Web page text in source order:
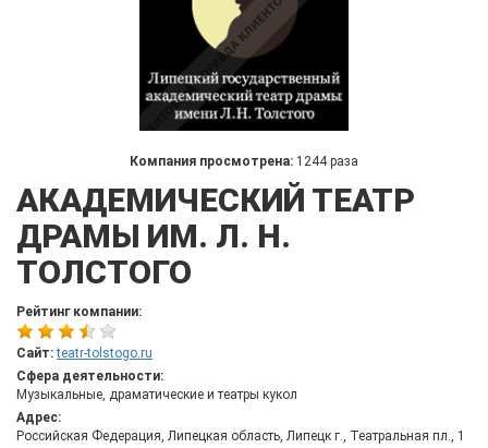
Компания просмотрена: 1244 раза
АКАДЕМИЧЕСКИЙ ТЕАТР
ДРАМЫ ИМ. Л. Н.
ТОЛСТОГО
Рейтинг компании:
Сайт: teatr-tolstogo.ru
Сфера деятельности:
Музыкальные, драматические и театры кукол
Адрес:
Российская Федерация, Липецкая область, Липецк г., Театральная пл., 1